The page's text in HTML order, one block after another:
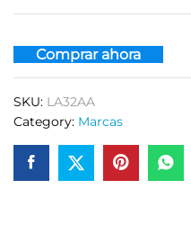
Comprar ahora
SKU: LA32AA
Category: Marcas